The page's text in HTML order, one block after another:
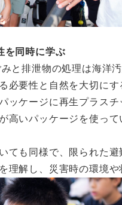
を同時に学ぶ
と排泄物の処理は海洋
必要性と自然を大切に
ッケージに再生プラス
高いパッケージを使っ
ても同様で、限られた
理解し、災害時の環境